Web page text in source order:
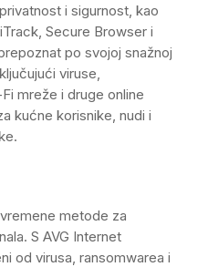
i sigurnost, kao
Secure Browser i
po svojoj snažnoj
viruse,
mreže i druge online
kućne korisnike, nudi i
metode za
S AVG Internet
od virusa, ransomwarea i